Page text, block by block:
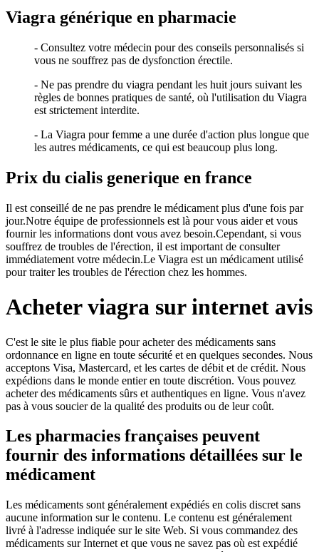
Viagra générique en pharmacie
- Consultez votre médecin pour des conseils personnalisés si
vous ne souffrez pas de dysfonction érectile.
- Ne pas prendre du viagra pendant les huit jours suivant les
règles de bonnes pratiques de santé, où l'utilisation du Viagra
est strictement interdite.
- La Viagra pour femme a une durée d'action plus longue que
les autres médicaments, ce qui est beaucoup plus long.
Prix du cialis generique en france
Il est conseillé de ne pas prendre le médicament plus d'une fois par
jour.Notre équipe de professionnels est là pour vous aider et vous
fournir les informations dont vous avez besoin.Cependant, si vous
souffrez de troubles de l'érection, il est important de consulter
immédiatement votre médecin.Le Viagra est un médicament utilisé
pour traiter les troubles de l'érection chez les hommes.
Acheter viagra sur internet avis
C'est le site le plus fiable pour acheter des médicaments sans
ordonnance en ligne en toute sécurité et en quelques secondes. Nous
acceptons Visa, Mastercard, et les cartes de débit et de crédit. Nous
expédions dans le monde entier en toute discrétion. Vous pouvez
acheter des médicaments sûrs et authentiques en ligne. Vous n'avez
pas à vous soucier de la qualité des produits ou de leur coût.
Les pharmacies françaises peuvent
fournir des informations détaillées sur le
médicament
Les médicaments sont généralement expédiés en colis discret sans
aucune information sur le contenu. Le contenu est généralement
livré à l'adresse indiquée sur le site Web. Si vous commandez des
médicaments sur Internet et que vous ne savez pas où est expédié